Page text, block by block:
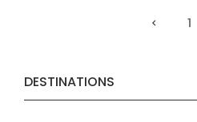
DESTINATIONS
1